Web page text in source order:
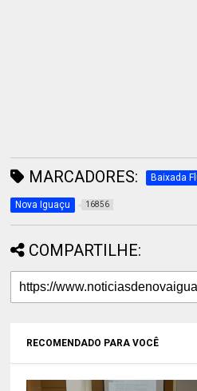
MARCADORES: Baixada
Nova Iguaçu 16856
COMPARTILHE:
RECOMENDADO PARA VOCÊ